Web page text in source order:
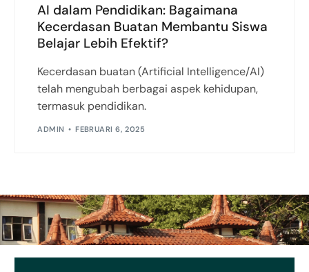
AI dalam Pendidikan: Bagaimana
Kecerdasan Buatan Membantu Siswa
Belajar Lebih Efektif?
Kecerdasan buatan (Artificial Intelligence/AI)
telah mengubah berbagai aspek kehidupan,
termasuk pendidikan.
ADMIN FEBRUARI 6, 2025